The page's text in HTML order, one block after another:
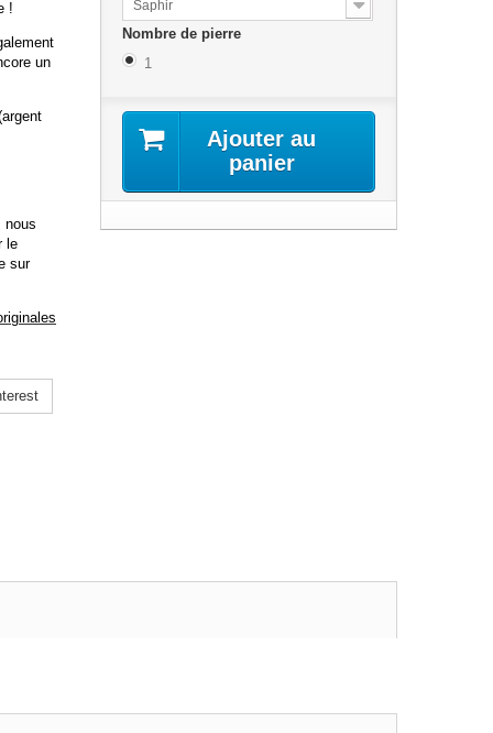
!
un
nous
le
sur
Saphir
Nombre de pierre
1
Ajouter au
panier